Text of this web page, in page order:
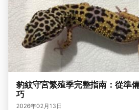
豹紋守宮繁殖季完整指南：從準
巧
2026年02月13日